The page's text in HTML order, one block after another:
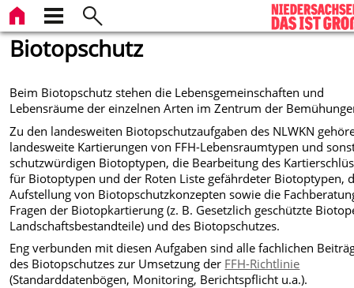
Biotopschutz
Beim Biotopschutz stehen die Lebensgemeinschaften und
Lebensräume der einzelnen Arten im Zentrum der
Zu den landesweiten Biotopschutzaufgaben des NLWKN
landesweite Kartierungen von FFH-Lebensraumtypen und
schutzwürdigen Biotoptypen, die Bearbeitung des
für Biotoptypen und der Roten Liste gefährdeter Biotoptypen,
Aufstellung von Biotopschutzkonzepten sowie die
Fragen der Biotopkartierung (z. B. Gesetzlich geschützte
Landschaftsbestandteile) und des Biotopschutzes.
Eng verbunden mit diesen Aufgaben sind alle fachlichen
des Biotopschutzes zur Umsetzung der FFH-Richtlinie
(Standarddatenbögen, Monitoring, Berichtspflicht u.a.).